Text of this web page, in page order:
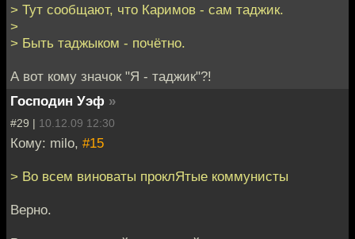
> Тут сообщают, что Каримов - сам таджик.
>
> Быть таджыком - почётно.
А вот кому значок "Я - таджик"?!
Господин Уэф »
#29 | 10.12.09 12:30
Кому: milo, #15
> Во всем виноваты проклЯтые коммунисты
Верно.